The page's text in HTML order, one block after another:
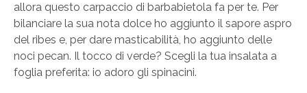
allora questo carpaccio di barbabietola fa per te. Per
bilanciare la sua nota dolce ho aggiunto il sapore aspro
del ribes e, per dare masticabilità, ho aggiunto delle
noci pecan. Il tocco di verde? Scegli la tua insalata a
foglia preferita: io adoro gli spinacini.